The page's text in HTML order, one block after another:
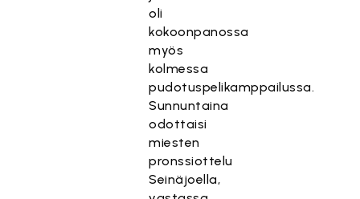
oli
kokoonpanossa
myös
kolmessa
pudotuspelikamppailussa.
Sunnuntaina
odottaisi
miesten
pronssiottelu
Seinäjoella,